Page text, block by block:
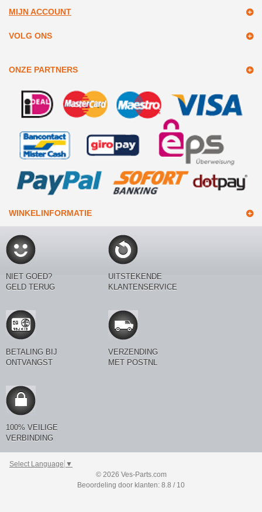
MIJN ACCOUNT
VOLG ONS
ONZE PARTNERS
WINKELINFORMATIE
NIET GOED?
GELD TERUG
UITSTEKENDE
KLANTENSERVICE
BETALING BIJ
ONTVANGST
VERZENDING
MET POSTNL
100% VEILIGE
VERBINDING
Select Language ▼
© 2026 Ves-Parts.com
Beoordeling door klanten: 8.8 / 10